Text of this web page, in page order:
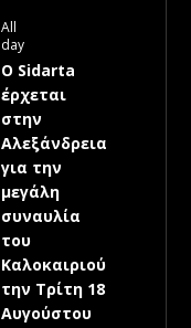
All
day
Ο Sidarta
έρχεται
στην
Αλεξάνδρεια
για την
μεγάλη
συναυλία
του
Καλοκαιριού
την Τρίτη 18
Αυγούστου